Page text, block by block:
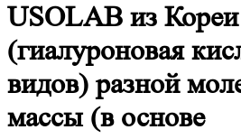
USOLAB из Кореи
(гиалуроновая
видов) разной
массы (в основе